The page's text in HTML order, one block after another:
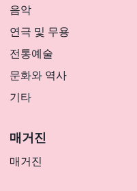
음악
연극 및 무용
전통예술
문화와 역사
기타
매거진
매거진